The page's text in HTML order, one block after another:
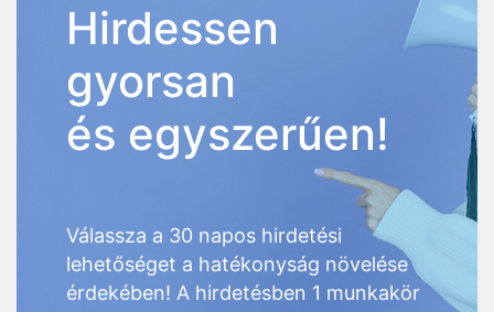
Hirdessen
gyorsan
és egyszerűen!
Válassza a 30 napos hirdetési
lehetőséget a hatékonyság növelése
érdekében! A hirdetésben 1 munkakör